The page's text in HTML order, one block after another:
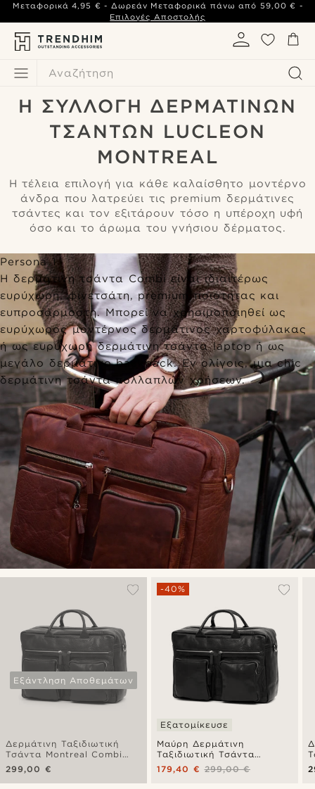
Αναζήτηση
Μεταφορικά 4,95 € - Δωρεάν Μεταφορικά πάνω από 59,00 € -
Επιλογές Αποστολής
Η ΣΥΛΛΟΓΉ ΔΕΡΜΆΤΙΝΩΝ
ΤΣΑΝΤΏΝ LUCLEON
MONTREAL
Η τέλεια επιλογή για κάθε καλαίσθητο μοντέρνο
άνδρα που λατρεύει τις premium δερμάτινες
τσάντες και τον εξιτάρουν τόσο η υπέροχη υφή
όσο και το άρωμα του γνήσιου δέρματος.
Persona 1
Η δερμάτινη τσάντα Combi είναι ιδιαιτέρως
ευρύχωρη, φινετσάτη, premium ποιότητας και
ευπροσάρμοστη. Μπορεί να χρησιμοποιηθεί ως
ευρύχωρος μοντέρνος δερμάτινος χαρτοφύλακας
ή ως ευρύχωρη δερμάτινη τσάντα laptop ή ως
μεγάλο δερμάτινο backpack. Εν ολίγοις, μια chic
δερμάτινη τσάντα πολλαπλών χρήσεων.
Εξάντληση Αποθεμάτων
Δερμάτινη Ταξιδιωτική
Τσάντα Montreal Combi
Olive
299,00 €
Μαύρη Δερμάτινη
Ταξιδιωτική Τσάντα
Montreal Combi
-40%
Εξατομίκευσε
299,00 €
179,40 €